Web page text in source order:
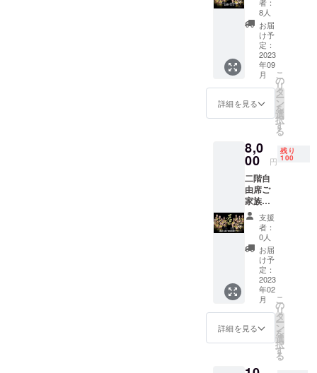
日に会
場で
メール
の画面
を見せ
て頂
き、チ
ケット
と交換
す。空
いてい
る座席
であれ
ばどち
らでも
お座り
いただ
けま
す。
（お届
け予定
より早
いスケ
ジュー
りま
す。）
観戦チ
ケット
となり
ます。
１月中
にリ
ターン
を選択
いただ
合を随
時メー
確認い
たしま
す。観
戦日当
日に
メール
の画面
を見せ
て頂
き、チ
ケット
と交換
させて
いただ
す。2階
ン中
（2.18/
2.19及
3.10/3.1
1の金沢
での試
合） １
月中に
リター
だいた
方に希
望する
試合を
随時
メール
にて確
認いた
しま
す。観
戦日当
日に会
場で
メール
の画面
を見せ
て頂
者：
8人
お届
け予
定：
2023
年09
月
詳細を見る
こ
の
リ
タ
ー
ン
を
選
択
す
る
8,0
00 円
残り
100
二階自
由席ご
家族観
戦チ
ケット
観戦い
ただけ
る試合
は2022
年シー
ズン中
の金沢
市総合
体育館
での試
す。
支援
者：
0人
お届
け予
定：
2023
年02
月
詳細を見る
こ
の
リ
タ
ー
ン
を
選
択
す
る